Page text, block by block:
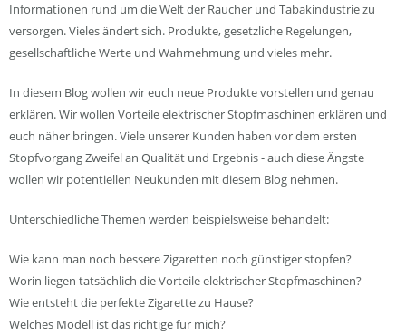
Informationen rund um die Welt der Raucher und Tabakindustrie zu
versorgen. Vieles ändert sich. Produkte, gesetzliche Regelungen,
gesellschaftliche Werte und Wahrnehmung und vieles mehr.
In diesem Blog wollen wir euch neue Produkte vorstellen und genau
erklären. Wir wollen Vorteile elektrischer Stopfmaschinen erklären und
euch näher bringen. Viele unserer Kunden haben vor dem ersten
Stopfvorgang Zweifel an Qualität und Ergebnis - auch diese Ängste
wollen wir potentiellen Neukunden mit diesem Blog nehmen.
Unterschiedliche Themen werden beispielsweise behandelt:
Wie kann man noch bessere Zigaretten noch günstiger stopfen?
Worin liegen tatsächlich die Vorteile elektrischer Stopfmaschinen?
Wie entsteht die perfekte Zigarette zu Hause?
Welches Modell ist das richtige für mich?